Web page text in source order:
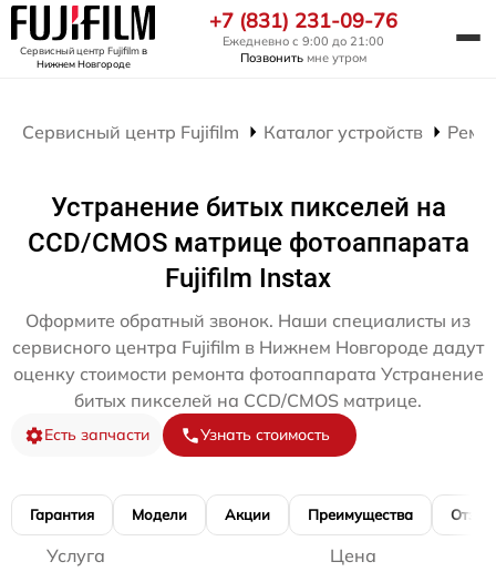
Сервисный центр Fujifilmв
Нижнем Новгороде
+7 (831) 231-09-76
Ежедневно с 9:00 до 21:00
Позвонить мне утром
Сервисный центр Fujifilm Каталог устройств
Устранение битых пикселей на
CCD/CMOS матрице фотоаппарата
Fujifilm Instax
Оформите обратный звонок. Наши специалисты из
сервисного центра Fujifilm в Нижнем Новгороде дадут
оценку стоимости ремонта фотоаппарата Устранение
битых пикселей на CCD/CMOS матрице.
Есть запчасти Узнать стоимость
Гарантия Модели Акции Преимущества
Услуга Цена